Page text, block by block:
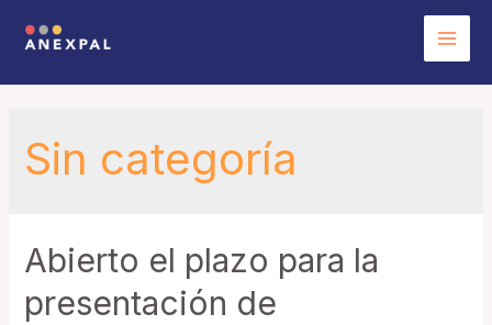
Main
Sin categoría
Abierto el plazo para la
presentación de